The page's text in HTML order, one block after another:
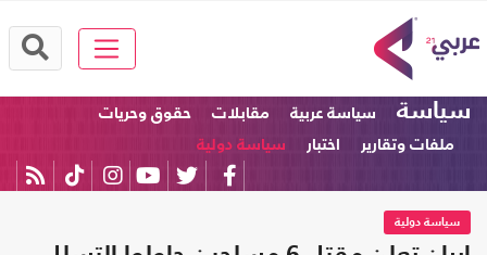
سياسة سياسة عربية مقابلات
حقوق وحريات
ملفات وتقارير
اختبار سياسة دولية
سياسة دولية